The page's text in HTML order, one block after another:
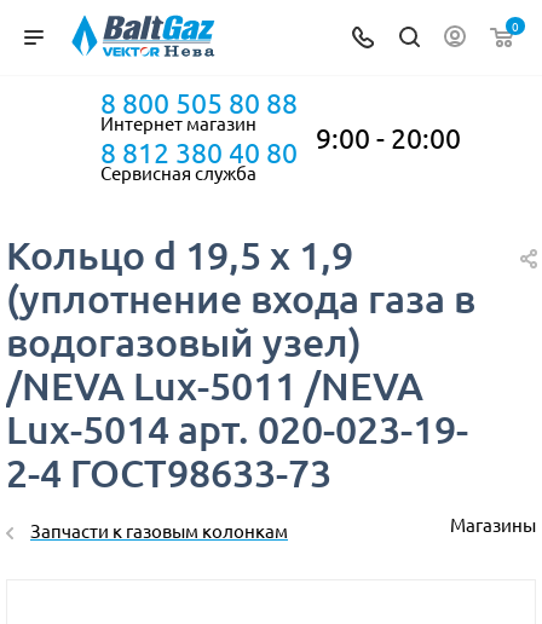
0
8 800 505 80 88
Интернет магазин
8 812 380 40 80
Сервисная служба
9:00 - 20:00
Кольцо d 19,5 x 1,9
(уплотнение входа газа в
водогазовый узел)
/NEVA Lux-5011 /NEVA
Lux-5014 арт. 020-023-19-
2-4 ГОСТ98633-73
Запчасти к газовым колонкам Магазины